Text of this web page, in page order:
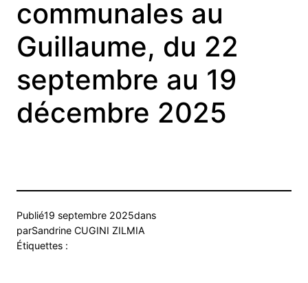
communales au
Guillaume, du 22
septembre au 19
décembre 2025
Publié19 septembre 2025dans
parSandrine CUGINI ZILMIA
Étiquettes :